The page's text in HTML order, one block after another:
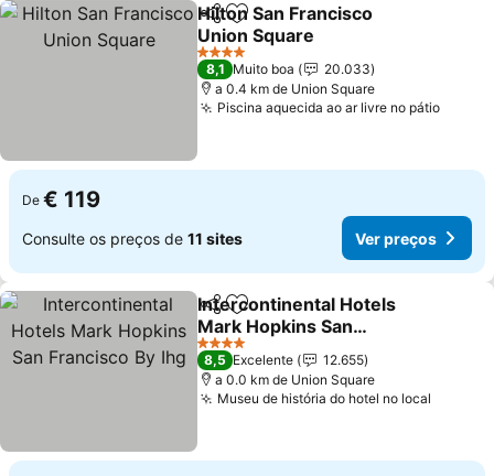
PartilharAdicionar aos favoritos
Hilton San Francisco
Union Square
Ver preços
4 Estrelas
8,1 Muito boa
20.033
a 0.4 km de Union Square
Piscina aquecida ao ar livre no pátioVer
De € 119
Consulte os preços de 11 sites Ver preços
PartilharAdicionar aos favoritos
Intercontinental Hotels
Mark Hopkins San
Francisco By Ihg
Ver preços
4 Estrelas
8,5 Excelente
12.655
a 0.0 km de Union Square
Museu de história do hotel no local